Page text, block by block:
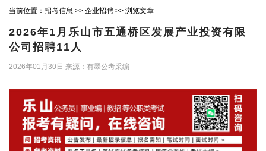
当前位置： 招考信息 >> 企业招聘 >> 浏览文章
2026年1月乐山市五通桥区发展产业投资有限
公司招聘11人
2026年01月30日 来源：有墨公考采编